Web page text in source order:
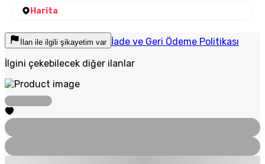
Harita
İlan ile ilgili şikayetim var İade ve Geri Ödeme Politikası
İlgini çekebilecek diğer ilanlar